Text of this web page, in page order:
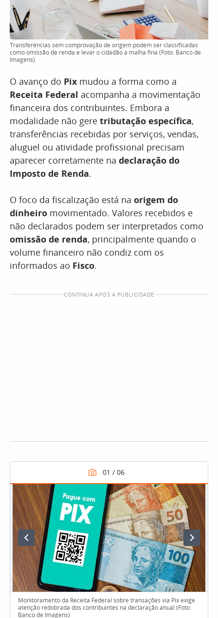
Transferências sem comprovação de origem podem ser classificadas
como omissão de renda e levar o cidadão à malha fina (Foto: Banco de
Imagens)
O avanço do Pix mudou a forma como a
Receita Federal acompanha a movimentação
financeira dos contribuintes. Embora a
modalidade não gere tributação específica,
transferências recebidas por serviços, vendas,
aluguel ou atividade profissional precisam
aparecer corretamente na declaração do
Imposto de Renda.
O foco da fiscalização está na origem do
dinheiro movimentado. Valores recebidos e
não declarados podem ser interpretados como
omissão de renda, principalmente quando o
volume financeiro não condiz com os
informados ao Fisco.
CONTINUA APÓS A PUBLICIDADE
Monitoramento da Receita Federal sobre transações via Pix exige
atenção redobrada dos contribuintes na declaração anual (Foto:
Banco de Imagens)